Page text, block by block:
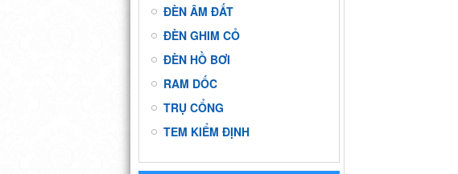
ĐÈN ÂM ĐẤT
ĐÈN GHIM CỎ
ĐÈN HỒ BƠI
RAM DỐC
TRỤ CỔNG
TEM KIỂM ĐỊNH